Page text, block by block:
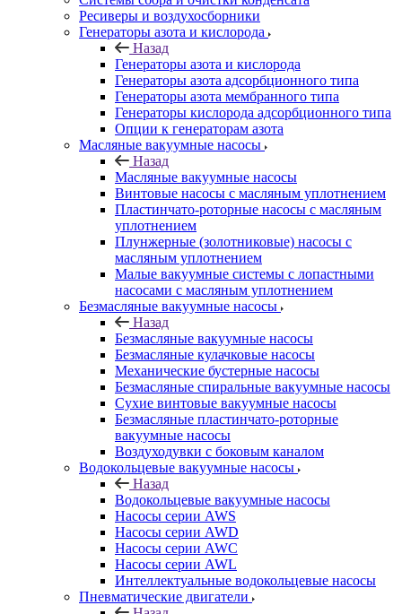
Ресиверы и воздухосборники
Генераторы азота и кислорода
Назад
Генераторы азота и кислорода
Генераторы азота адсорбционного типа
Генераторы азота мембранного типа
Генераторы кислорода адсорбционного типа
Опции к генераторам азота
Масляные вакуумные насосы
Назад
Масляные вакуумные насосы
Винтовые насосы с масляным уплотнением
Пластинчато-роторные насосы с масляным
уплотнением
Плунжерные (золотниковые) насосы с
масляным уплотнением
Малые вакуумные системы с лопастными
насосами с масляным уплотнением
Безмасляные вакуумные насосы
Назад
Безмасляные вакуумные насосы
Безмасляные кулачковые насосы
Механические бустерные насосы
Безмасляные спиральные вакуумные насосы
Сухие винтовые вакуумные насосы
Безмасляные пластинчато-роторные
вакуумные насосы
Воздуходувки с боковым каналом
Водокольцевые вакуумные насосы
Назад
Водокольцевые вакуумные насосы
Насосы серии AWS
Насосы серии AWD
Насосы серии AWC
Насосы серии AWL
Интеллектуальные водокольцевые насосы
Пневматические двигатели